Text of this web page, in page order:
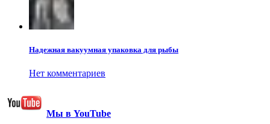
Надежная вакуумная упаковка для рыбы
Нет комментариев
Мы в YouTube